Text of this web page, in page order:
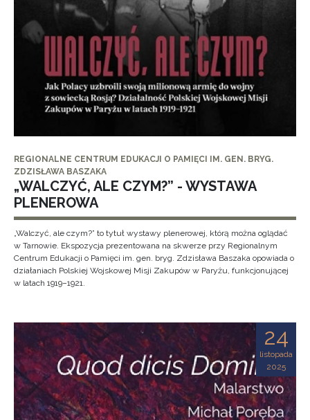
REGIONALNE CENTRUM EDUKACJI O PAMIĘCI IM. GEN. BRYG.
ZDZISŁAWA BASZAKA
„WALCZYĆ, ALE CZYM?” - WYSTAWA
PLENEROWA
„Walczyć, ale czym?” to tytuł wystawy plenerowej, którą można oglądać
w Tarnowie. Ekspozycja prezentowana na skwerze przy Regionalnym
Centrum Edukacji o Pamięci im. gen. bryg. Zdzisława Baszaka opowiada o
działaniach Polskiej Wojskowej Misji Zakupów w Paryżu, funkcjonującej
w latach 1919–1921.
24
listopada
2025